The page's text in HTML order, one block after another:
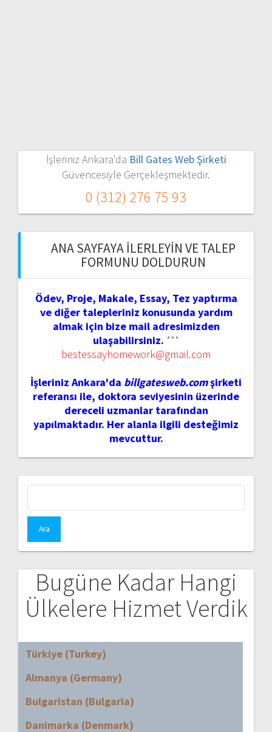
İşleriniz Ankara'da Bill Gates Web Şirketi
Güvencesiyle Gerçekleşmektedir.
0 (312) 276 75 93
ANA SAYFAYA İLERLEYIN VE TALEP
FORMUNU DOLDURUN
Ödev, Proje, Makale, Essay, Tez yaptırma
ve diğer talepleriniz konusunda yardım
almak için bize mail adresimizden
ulaşabilirsiniz. ***
bestessayhomework@gmail.com
İşleriniz Ankara'da billgatesweb.comşirketi
referansı ile, doktora seviyesinin üzerinde
dereceli uzmanlar tarafından
yapılmaktadır. Her alanla ilgili desteğimiz
mevcuttur.
Bugüne Kadar Hangi
Ülkelere Hizmet Verdik
Türkiye (Turkey)
Almanya (Germany)
Bulgaristan (Bulgaria)
Danimarka (Denmark)